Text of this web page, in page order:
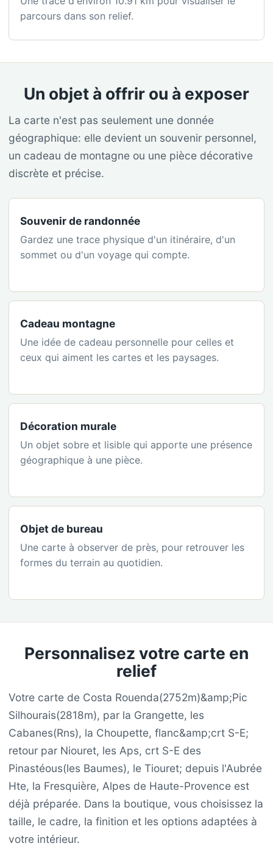
parcours dans son relief.
Un objet à offrir ou à exposer
La carte n'est pas seulement une donnée
géographique: elle devient un souvenir personnel,
un cadeau de montagne ou une pièce décorative
discrète et précise.
Souvenir de randonnée
Gardez une trace physique d'un itinéraire, d'un
sommet ou d'un voyage qui compte.
Cadeau montagne
Une idée de cadeau personnelle pour celles et
ceux qui aiment les cartes et les paysages.
Décoration murale
Un objet sobre et lisible qui apporte une présence
géographique à une pièce.
Objet de bureau
Une carte à observer de près, pour retrouver les
formes du terrain au quotidien.
Personnalisez votre carte en
relief
Votre carte de Costa Rouenda(2752m)&amp;Pic
Silhourais(2818m), par la Grangette, les
Cabanes(Rns), la Choupette, flanc&amp;crt S-E;
retour par Niouret, les Aps, crt S-E des
Pinastéous(les Baumes), le Tiouret; depuis l'Aubrée
Hte, la Fresquière, Alpes de Haute-Provence est
déjà préparée. Dans la boutique, vous choisissez la
taille, le cadre, la finition et les options adaptées à
votre intérieur.